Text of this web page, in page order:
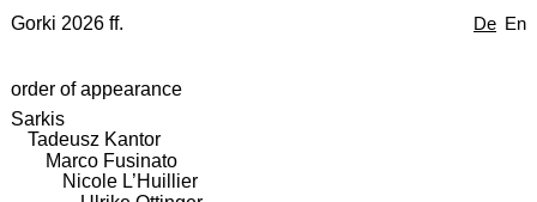
De En
Gorki 2026 ff.
order of appearance
Sarkis
Tadeusz Kantor
Marco Fusinato
Nicole L’Huillier